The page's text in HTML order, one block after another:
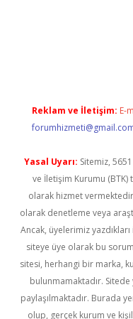
Reklam ve İletişim: E-
Yasal Uyarı: Sitemiz,
ve İletişim Kurumu (BTK)
olarak hizmet
olarak denetleme veya
Ancak, üyelerimiz
siteye üye olarak bu
sitesi, herhangi bir marka,
bulunmamaktadır. Sitede
paylaşılmaktadır. Burada
olup, gerçek kurum ve